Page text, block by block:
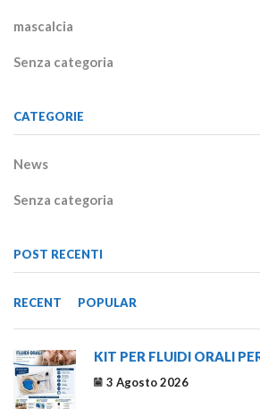
mascalcia
Senza categoria
CATEGORIE
News
Senza categoria
POST RECENTI
RECENT POPULAR
KIT PER FLUIDI ORALI
3 Agosto 2026